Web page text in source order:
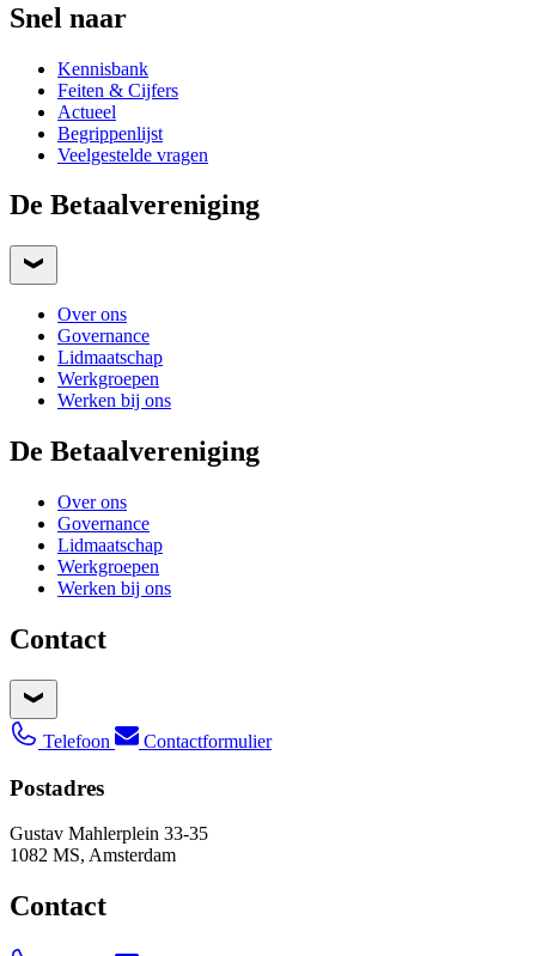
Snel naar
Kennisbank
Feiten & Cijfers
Actueel
Begrippenlijst
Veelgestelde vragen
De Betaalvereniging
Over ons
Governance
Lidmaatschap
Werkgroepen
Werken bij ons
De Betaalvereniging
Over ons
Governance
Lidmaatschap
Werkgroepen
Werken bij ons
Contact
Telefoon Contactformulier
Postadres
Gustav Mahlerplein 33-35
1082 MS, Amsterdam
Contact